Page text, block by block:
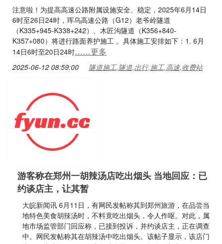
注意啦！为提高高速公路附属设施安全、稳定，2025年6月14日
6时至26日24时，珲乌高速公路（G12）老爷岭隧道
（K335+945-K338+242）、木匠沟隧道（K356+840-
K357+080）将进行路面养护施工 。具体施工安排如下：1. 6月
14日6时至20日24时……更多
2025-06-12 08:59:00 隧道施工,隧道,出行,施工,高速,收费站
游客称在郑州一胡辣汤店吃出烟头 当地回应：已
约谈店主，让其暂
大皖新闻讯 6月11日，有网民发帖称其到郑州旅游，在品尝当
地特色美食胡辣汤时，不料竟吃出烟头，令人作呕。对此，属
地市场监管部门回应称，已接到投诉，并约谈店主，正在调查
中。网民发帖称其在胡辣汤中吃出烟头。该帖子显示，该店门